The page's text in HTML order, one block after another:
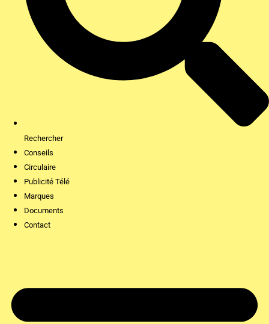
Rechercher
Conseils
Circulaire
Publicité Télé
Marques
Documents
Contact